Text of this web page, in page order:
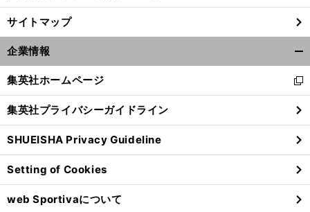
サイトマップ
企業情報
閉
る
集英社ホームページ
新
し
い
ウ
ィ
ン
ド
ウ
で
集英社プライバシーガイドライン
SHUEISHA Privacy Guideline
Setting of Cookies
web Sportivaについて